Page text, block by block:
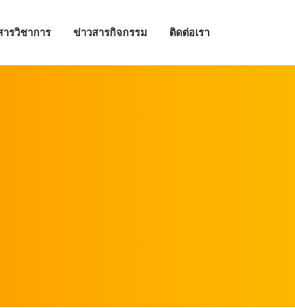
ารวิชาการ ข่าวสารกิจกรรม ติดต่อเรา